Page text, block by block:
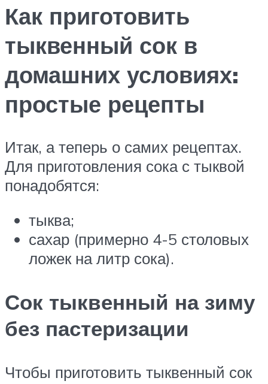
Как приготовить
тыквенный сок в
домашних условиях:
простые рецепты
Итак, а теперь о самих рецептах.
Для приготовления сока с тыквой
понадобятся:
тыква;
сахар (примерно 4-5 столовых
ложек на литр сока).
Сок тыквенный на зиму
без пастеризации
Чтобы приготовить тыквенный сок